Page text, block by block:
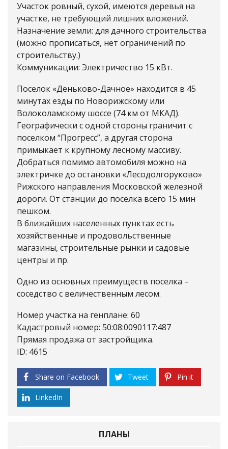
Участок ровный, сухой, имеются деревья на
участке, не требующий лишних вложений.
Назначение земли: для дачного строительства
(можно прописаться, нет ограничений по
строительству.)
Коммуникации: Электричество 15 кВт.
Поселок «Деньково-Дачное» находится в 45
минутах езды по Новорижскому или
Волоколамскому шоссе (74 км от МКАД).
Географически с одной стороны граничит с
поселком “Прогресс”, а другая сторона
примыкает к крупному лесному массиву.
Добраться помимо автомобиля можно на
электричке до остановки «Лесодолгоруково»
Рижского направления Московской железной
дороги. От станции до поселка всего 15 мин
пешком.
В ближайших населенных пунктах есть
хозяйственные и продовольственные
магазины, строительные рынки и садовые
центры и пр.
Одно из основных преимуществ поселка –
соседство с величественным лесом.
Номер участка на генплане: 60
Кадастровый номер: 50:08:0090117:487
Прямая продажа от застройщика.
ID: 4615
Share on Facebook Tweet Pin it
LinkedIn
ПЛАНЫ